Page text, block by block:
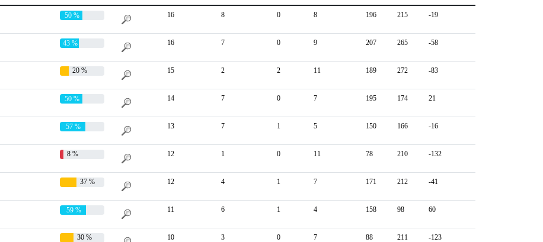
50 % 16 8 0 8 196 215 -19
43 % 16 7 0 9 207 265 -58
20 % 15 2 2 11 189 272 -83
50 % 14 7 0 7 195 174 21
57 % 13 7 1 5 150 166 -16
8 % 12 1 0 11 78 210 -132
37 % 12 4 1 7 171 212 -41
59 % 11 6 1 4 158 98 60
30 % 10 3 0 7 88 211 -123